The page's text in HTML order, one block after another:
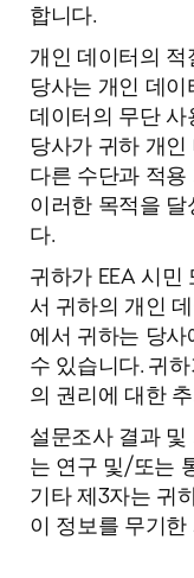
합니다.
개인 데이터의
당사는 개인 데
데이터의 무단
당사가 귀하 개
다른 수단과 적
이러한 목적을
다.
귀하가 EEA 시민
서 귀하의 개인
에서 귀하는 당
수 있습니다. 귀
의 권리에 대한
설문조사 결과
는 연구 및/또는
기타 제3자는 귀
이 정보를 무기